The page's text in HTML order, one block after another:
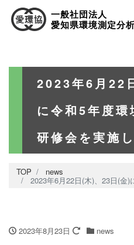
一般社団法人
愛知県環境測定分
2023年6月22
に令和5年度
研修会を実施し
TOP news
2023年6月22日(木)、23日(金)に令和5年度
2023年8月23日 news